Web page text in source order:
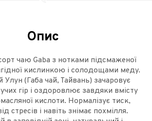
Опис
чаю Gaba з нотками підсмаженої
кислинкою і солодощами меду.
Улун (Габа чай, Тайвань) зачаровує
гір і оздоровлює завдяки вмісту
кислоти. Нормалізує тиск,
стресів і навіть знімає похмілля.